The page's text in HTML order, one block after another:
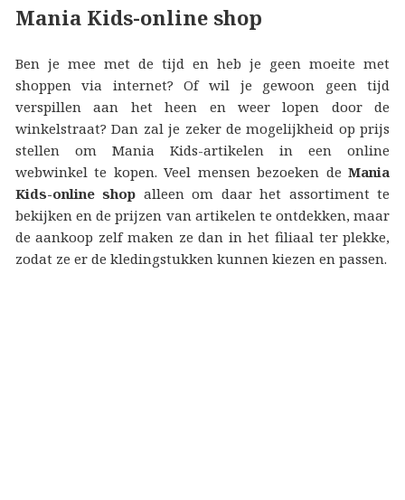
Mania Kids-online shop
Ben je mee met de tijd en heb je geen moeite met
shoppen via internet? Of wil je gewoon geen tijd
verspillen aan het heen en weer lopen door de
winkelstraat? Dan zal je zeker de mogelijkheid op prijs
stellen om Mania Kids-artikelen in een online
webwinkel te kopen. Veel mensen bezoeken deMania
Kids-online shop alleen om daar het assortiment te
bekijken en de prijzen van artikelen te ontdekken, maar
de aankoop zelf maken ze dan in het filiaal ter plekke,
zodat ze er de kledingstukken kunnen kiezen en passen.